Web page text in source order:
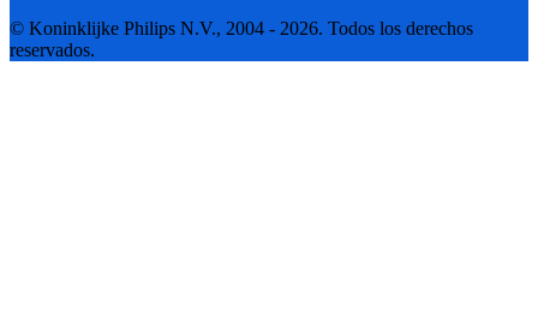
© Koninklijke Philips N.V., 2004 - 2026. Todos los derechos
reservados.